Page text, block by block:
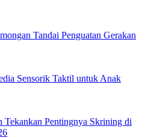
Tandai Penguatan Gerakan
Sensorik Taktil untuk Anak
Pentingnya Skrining di